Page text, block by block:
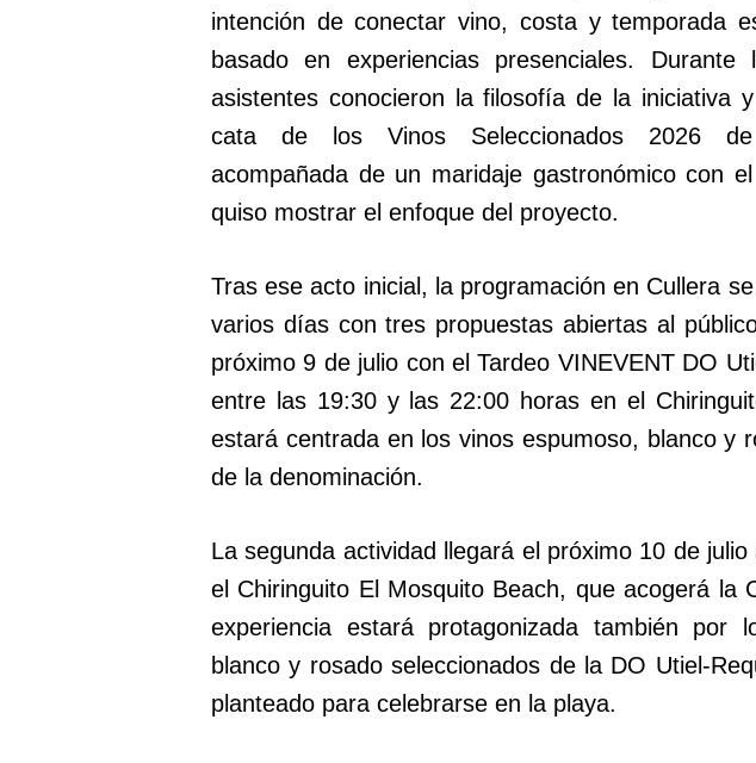
intención de conectar vino, costa y temporada
basado en experiencias presenciales. Durante
asistentes conocieron la filosofía de la iniciativa
cata de los Vinos Seleccionados 2026 de
acompañada de un maridaje gastronómico con
quiso mostrar el enfoque del proyecto.
Tras ese acto inicial, la programación en Cullera
varios días con tres propuestas abiertas al
próximo 9 de julio con el Tardeo VINEVENT DO
entre las 19:30 y las 22:00 horas en el
estará centrada en los vinos espumoso, blanco y
de la denominación.
La segunda actividad llegará el próximo 10 de
el Chiringuito El Mosquito Beach, que acogerá la
experiencia estará protagonizada también por
blanco y rosado seleccionados de la DO Utiel-
planteado para celebrarse en la playa.